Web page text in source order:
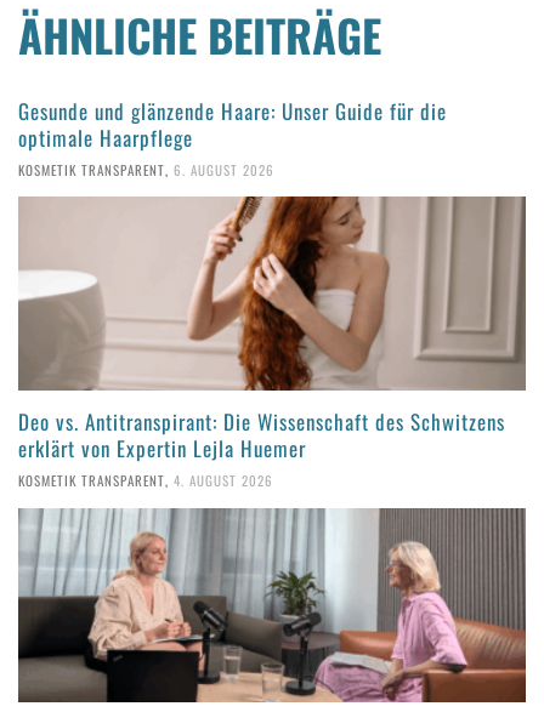
ÄHNLICHE BEITRÄGE
Gesunde und glänzende Haare: Unser Guide für die
optimale Haarpflege
KOSMETIK TRANSPARENT, 6. AUGUST 2026
Deo vs. Antitranspirant: Die Wissenschaft des Schwitzens
erklärt von Expertin Lejla Huemer
KOSMETIK TRANSPARENT, 4. AUGUST 2026